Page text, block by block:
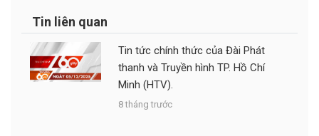
Tin liên quan
Tin tức chính thức của Đài Phát
thanh và Truyền hình TP. Hồ Chí
Minh (HTV).
8 tháng trước